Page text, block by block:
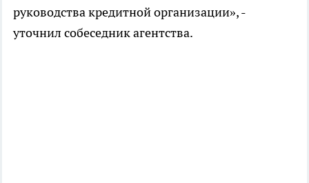
руководства кредитной организации», -
уточнил собеседник агентства.